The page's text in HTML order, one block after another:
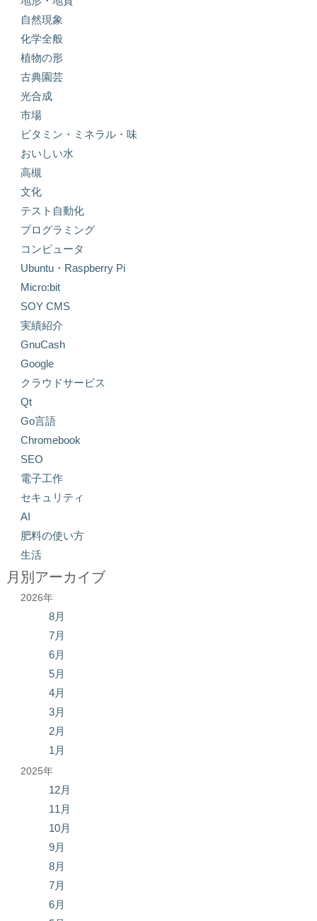
自然現象
化学全般
植物の形
古典園芸
光合成
市場
ビタミン・ミネラル・味
おいしい水
高槻
文化
テスト自動化
プログラミング
コンピュータ
Ubuntu・Raspberry Pi
Micro:bit
SOY CMS
実績紹介
GnuCash
Google
クラウドサービス
Qt
Go言語
Chromebook
SEO
電子工作
セキュリティ
AI
肥料の使い方
生活
月別アーカイブ
2026年
8月
7月
6月
5月
4月
3月
2月
1月
2025年
12月
11月
10月
9月
8月
7月
6月